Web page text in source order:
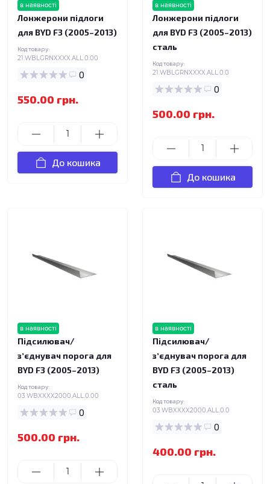
в наявності
Лонжерони підлоги
для BYD F3 (2005–2013)
Код товару:
21.WBLGRNXXXX.ALL.0.00
0
550.00 грн.
До кошика
в наявності
Лонжерони підлоги
для BYD F3 (2005–2013)
сталь
Код товару:
21.WBLGRNXXXX.ALL.0.0
0
500.00 грн.
До кошика
в наявності
Підсилювач/
зʼєднувач порога для
BYD F3 (2005–2013)
Код товару:
03.WBXXXX2000.ALL.0.00
0
500.00 грн.
в наявності
Підсилювач/
зʼєднувач порога для
BYD F3 (2005–2013)
сталь
Код товару:
03.WBXXXX2000.ALL.0.0
0
400.00 грн.